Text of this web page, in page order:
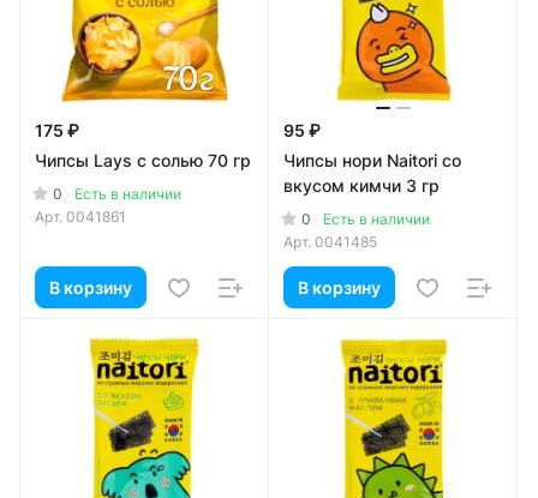
175 ₽
Чипсы Lays с солью 70 гр
0
Есть в наличии
Арт. 0041861
В корзину
95 ₽
Чипсы нори Naitori со
вкусом кимчи 3 гр
0
Есть в наличии
Арт. 0041485
В корзину